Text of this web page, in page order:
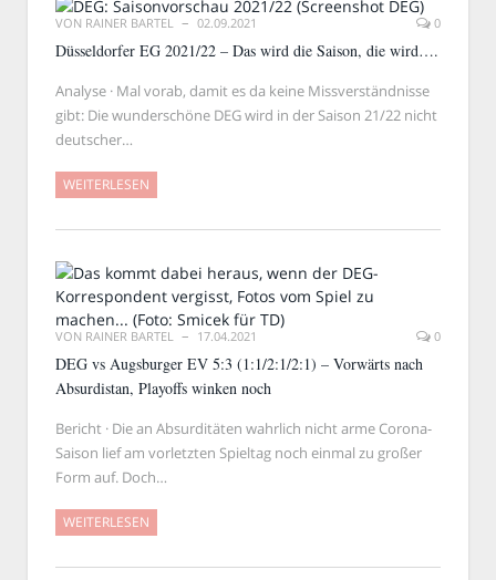
VON RAINER BARTEL 02.09.2021 0
Düsseldorfer EG 2021/22 – Das wird die Saison, die wird….
Analyse · Mal vorab, damit es da keine Missverständnisse
gibt: Die wunderschöne DEG wird in der Saison 21/22 nicht
deutscher…
WEITERLESEN
VON RAINER BARTEL 17.04.2021 0
DEG vs Augsburger EV 5:3 (1:1/2:1/2:1) – Vorwärts nach
Absurdistan, Playoffs winken noch
Bericht · Die an Absurditäten wahrlich nicht arme Corona-
Saison lief am vorletzten Spieltag noch einmal zu großer
Form auf. Doch…
WEITERLESEN